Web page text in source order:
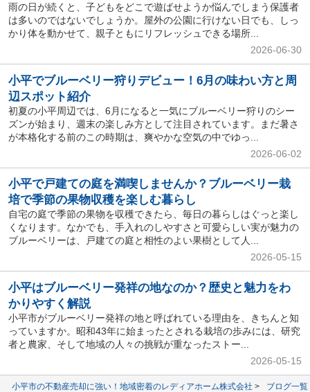
雨の日が続くと、子どもをどこで遊ばせようか悩んでしまう保護者
は多いのではないでしょうか。屋外の公園に行けない日でも、しっ
かり体を動かせて、親子ともにリフレッシュできる場所...
2026-06-30
小平でブルーベリー狩りデビュー！6月の味わい方と周
辺スポット紹介
初夏の小平周辺では、6月になると一気にブルーベリー狩りのシー
ズンが始まり、週末の楽しみ方として注目されています。まだ暑さ
が本格化する前のこの時期は、爽やかな空気の中でゆっ...
2026-06-02
小平で戸建ての庭を満喫しませんか？ブルーベリー栽
培で季節の果物収穫を楽しむ暮らし
自宅の庭で季節の果物を収穫できたら、毎日の暮らしはぐっと楽し
くなります。なかでも、手入れのしやすさと可愛らしい実が魅力の
ブルーベリーは、戸建ての庭と相性のよい果樹として人...
2026-05-15
小平はブルーベリー発祥の地なのか？歴史と魅力をわ
かりやすく解説
小平市がブルーベリー発祥の地と呼ばれている理由を、きちんと知
っていますか。昭和43年に始まったとされる栽培の歩みには、研究
者と農家、そして地域の人々の挑戦が重なったストー...
2026-05-15
小平市の不動産売却に強い！地域密着のレディアホーム株式会社 ブログ一覧